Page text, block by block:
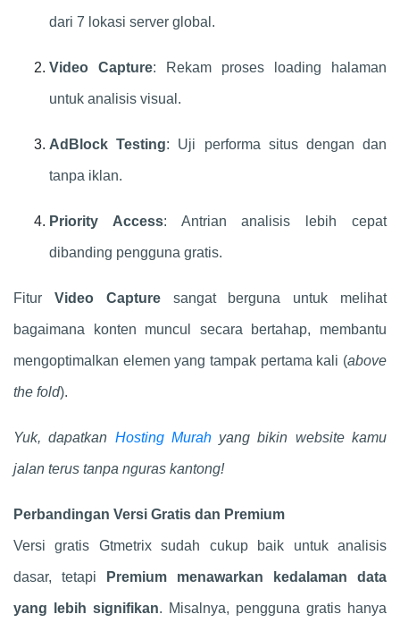
dari 7 lokasi server global.
Video Capture: Rekam proses loading halaman
untuk analisis visual.
AdBlock Testing: Uji performa situs dengan dan
tanpa iklan.
Priority Access: Antrian analisis lebih cepat
dibanding pengguna gratis.
Fitur Video Capturesangat berguna untuk melihat
bagaimana konten muncul secara bertahap, membantu
mengoptimalkan elemen yang tampak pertama kali (above
the fold).
Yuk, dapatkan Hosting Murahyang bikin website kamu
jalan terus tanpa nguras kantong!
Perbandingan Versi Gratis dan Premium
Versi gratis Gtmetrix sudah cukup baik untuk analisis
dasar, tetapi Premium menawarkan kedalaman data
yang lebih signifikan. Misalnya, pengguna gratis hanya